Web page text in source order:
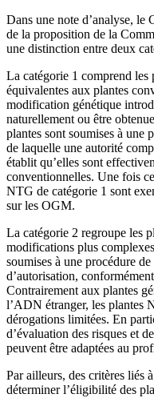
Dans une note d’analyse, le
de la proposition de la
une distinction entre deux
La catégorie 1 comprend les
équivalentes aux plantes
modification génétique
naturellement ou être
plantes sont soumises à une
de laquelle une autorité
établit qu’elles sont
conventionnelles. Une fois
NTG de catégorie 1 sont
sur les OGM.
La catégorie 2 regroupe les
modifications plus
soumises à une procédure
d’autorisation,
Contrairement aux plantes
l’ADN étranger, les plantes
dérogations limitées. En
d’évaluation des risques et
peuvent être adaptées au
Par ailleurs, des critères liés
déterminer l’éligibilité des